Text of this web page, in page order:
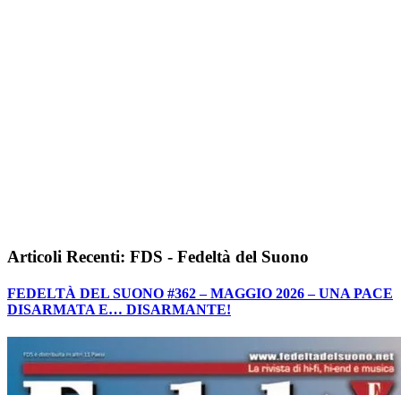
Articoli Recenti: FDS - Fedeltà del Suono
FEDELTÀ DEL SUONO #362 – MAGGIO 2026 – UNA PACE
DISARMATA E… DISARMANTE!